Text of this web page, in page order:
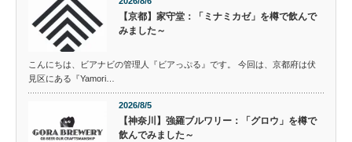
【京都】家守堂：「ミナミカゼ」を樽で飲んで
みました～
こんにちは、ビアナビの管理人『ビアっぷる』です。 今回は、京都府は伏
見区にある『Yamori…
2026/8/5
【神奈川】強羅ブルワリー：「グロウ」を樽で
飲んでみました～